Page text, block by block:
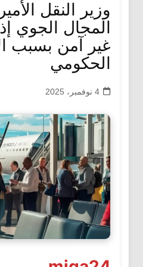
وزير النقل
المجال الجوي
غير آمن بسبب
الحكومي
4 نوفمبر، 2025